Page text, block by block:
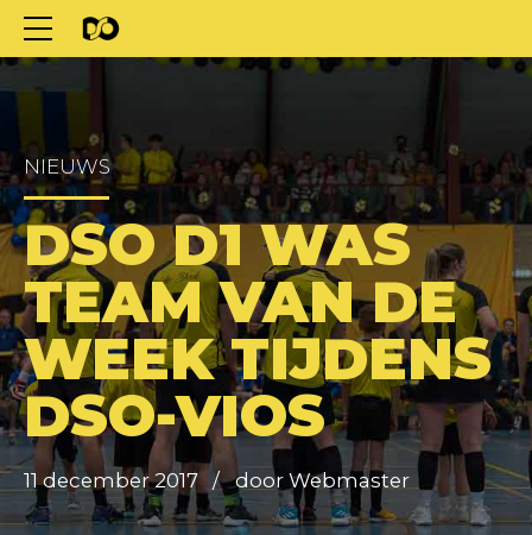
NIEUWS
DSO D1 WAS
TEAM VAN DE
WEEK TIJDENS
DSO-VIOS
11 december 2017 door Webmaster